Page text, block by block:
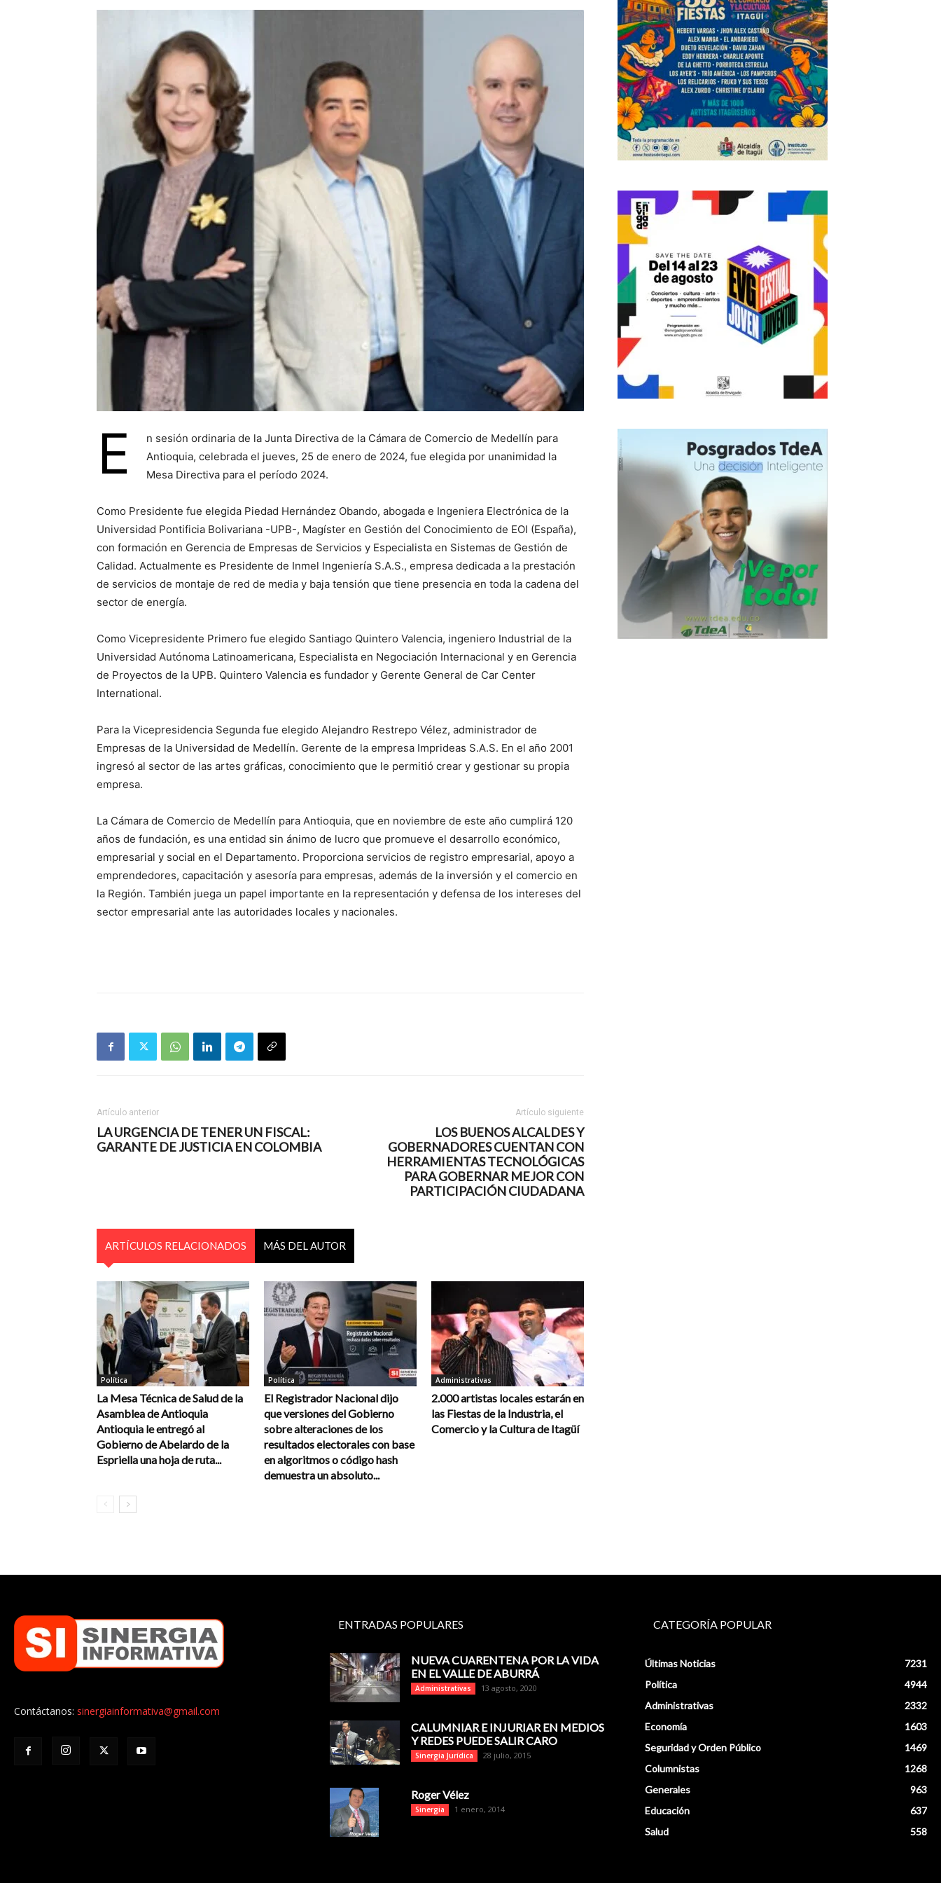
E
n sesión ordinaria de la Junta Directiva de la Cámara de Comercio de Medellín para
Antioquia, celebrada el jueves, 25 de enero de 2024, fue elegida por unanimidad la
Mesa Directiva para el período 2024.
Como Presidente fue elegida Piedad Hernández Obando, abogada e Ingeniera Electrónica de la
Universidad Pontificia Bolivariana -UPB-, Magíster en Gestión del Conocimiento de EOI (España),
con formación en Gerencia de Empresas de Servicios y Especialista en Sistemas de Gestión de
Calidad. Actualmente es Presidente de Inmel Ingeniería S.A.S., empresa dedicada a la prestación
de servicios de montaje de red de media y baja tensión que tiene presencia en toda la cadena del
sector de energía.
Como Vicepresidente Primero fue elegido Santiago Quintero Valencia, ingeniero Industrial de la
Universidad Autónoma Latinoamericana, Especialista en Negociación Internacional y en Gerencia
de Proyectos de la UPB. Quintero Valencia es fundador y Gerente General de Car Center
International.
Para la Vicepresidencia Segunda fue elegido Alejandro Restrepo Vélez, administrador de
Empresas de la Universidad de Medellín. Gerente de la empresa Imprideas S.A.S. En el año 2001
ingresó al sector de las artes gráficas, conocimiento que le permitió crear y gestionar su propia
empresa.
La Cámara de Comercio de Medellín para Antioquia, que en noviembre de este año cumplirá 120
años de fundación, es una entidad sin ánimo de lucro que promueve el desarrollo económico,
empresarial y social en el Departamento. Proporciona servicios de registro empresarial, apoyo a
emprendedores, capacitación y asesoría para empresas, además de la inversión y el comercio en
la Región. También juega un papel importante en la representación y defensa de los intereses del
sector empresarial ante las autoridades locales y nacionales.
Artículo anterior
LA URGENCIA DE TENER UN FISCAL:
GARANTE DE JUSTICIA EN COLOMBIA
Artículo siguiente
LOS BUENOS ALCALDES Y
GOBERNADORES CUENTAN CON
HERRAMIENTAS TECNOLÓGICAS
PARA GOBERNAR MEJOR CON
PARTICIPACIÓN CIUDADANA
ARTÍCULOS RELACIONADOS MÁS DEL AUTOR
Política
La Mesa Técnica de Salud de la
Asamblea de Antioquia
Antioquia le entregó al
Gobierno de Abelardo de la
Espriella una hoja de ruta...
Política
El Registrador Nacional dijo
que versiones del Gobierno
sobre alteraciones de los
resultados electorales con base
en algoritmos o código hash
demuestra un absoluto...
Administrativas
2.000 artistas locales estarán en
las Fiestas de la Industria, el
Comercio y la Cultura de Itagüí
Contáctanos: sinergiainformativa@gmail.com
ENTRADAS POPULARES
NUEVA CUARENTENA POR LA VIDA
EN EL VALLE DE ABURRÁ
Administrativas 13 agosto, 2020
CALUMNIAR E INJURIAR EN MEDIOS
Y REDES PUEDE SALIR CARO
Sinergia Jurídica 28 julio, 2015
Roger Vélez
Sinergia 1 enero, 2014
CATEGORÍA POPULAR
Últimas Noticias
7231
Política
4944
Administrativas
2332
Economía
1603
Seguridad y Orden Público
1469
Columnistas
1268
Generales
963
Educación
637
Salud
558